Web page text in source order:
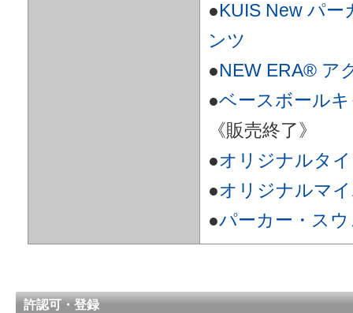
●KUIS New パ
ンツ
●NEW ERA® ア
●ベースボール
《販売終了》
●オリジナルタ
●オリジナルマ
●パーカー・ス
許認可・登録